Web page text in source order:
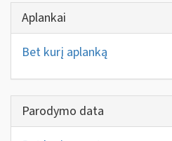
Aplankai
Bet kurį aplanką
Parodymo data